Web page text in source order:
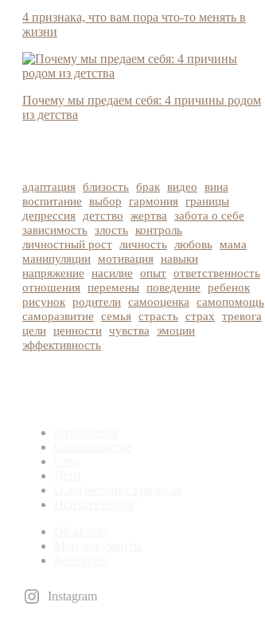
4 признака, что вам пора что-то менять в
жизни
Почему мы предаем себя: 4 причины родом
из детства
адаптация близость брак видео
вина
воспитание
выбор гармония границы
депрессия
детство жертва
забота о себе
зависимость злость контроль
личностный рост личность любовь мама
манипуляции мотивация навыки
напряжение
насилие опыт ответственность
отношения перемены поведение
ребенок
рисунок родители самооценка
самопомощь
саморазвитие
семья страсть страх
тревога
цели ценности чувства
эмоции
эффективность
Instagram